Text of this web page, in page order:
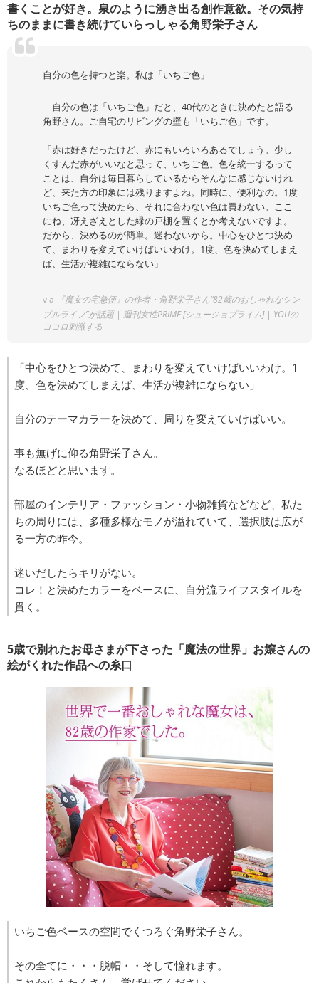
書くことが好き。泉のように湧き出る創作意欲。その気持
ちのままに書き続けていらっしゃる角野栄子さん
自分の色を持つと楽。私は「いちご色」
自分の色は「いちご色」だと、40代のときに決めたと語る
角野さん。ご自宅のリビングの壁も「いちご色」です。
「赤は好きだったけど、赤にもいろいろあるでしょう。少し
くすんだ赤がいいなと思って、いちご色。色を統一するって
ことは、自分は毎日暮らしているからそんなに感じないけれ
ど、来た方の印象には残りますよね。同時に、便利なの。1度
いちご色って決めたら、それに合わない色は買わない。ここ
にね、冴えざえとした緑の戸棚を置くとか考えないですよ。
だから、決めるのが簡単。迷わないから。中心をひとつ決め
て、まわりを変えていけばいいわけ。1度、色を決めてしまえ
ば、生活が複雑にならない」
via
『魔女の宅急便』の作者・角野栄子さん“82歳のおしゃれなシン
プルライフ”が話題 | 週刊女性PRIME [シュージョプライム] | YOUの
ココロ刺激する
「中心をひとつ決めて、まわりを変えていけばいいわけ。1
度、色を決めてしまえば、生活が複雑にならない」
自分のテーマカラーを決めて、周りを変えていけばいい。
事も無げに仰る角野栄子さん。
なるほどと思います。
部屋のインテリア・ファッション・小物雑貨などなど、私た
ちの周りには、多種多様なモノが溢れていて、選択肢は広が
る一方の昨今。
迷いだしたらキリがない。
コレ！と決めたカラーをベースに、自分流ライフスタイルを
貫く。
5歳で別れたお母さまが下さった「魔法の世界」お嬢さんの
絵がくれた作品への糸口
いちご色ベースの空間でくつろぐ角野栄子さん。
その全てに・・・脱帽・・そして憧れます。